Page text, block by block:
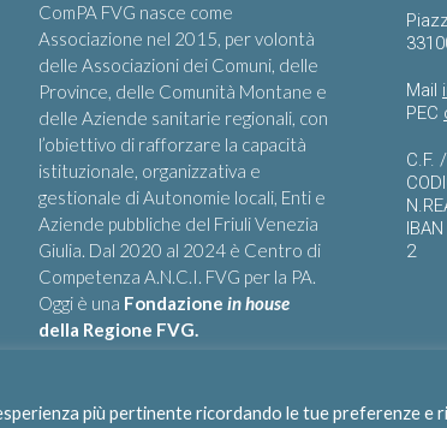
ComPA FVG nasce come
Associazione nel 2015, per volontà
delle Associazioni dei Comuni, delle
Province, delle Comunità Montane e
delle Aziende sanitarie regionali, con
l’obiettivo di rafforzare la capacità
istituzionale, organizzativa e
gestionale di Autonomie locali, Enti e
Aziende pubbliche del Friuli Venezia
Giulia. Dal 2020 al 2024 è Centro di
Competenza A.N.C.I. FVG per la PA.
Oggi è una Fondazionein house
della Regione FVG.
Mail
PEC
C.F.
2
più pertinente ricordando le tue preferenze e